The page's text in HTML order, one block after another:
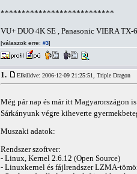
***************************
VU+ DUO 4K SE , Panasonic VIERA
[válaszok erre: #3]
1. Elküldve: 2006-12-09 21:25:51, Triple Dragon
Még pár nap és már itt Magyarországon
Sárkányunk végre kiheverte
Muszaki adatok:
Rendszer szoftver:
- Linux, Kernel 2.6.12 (Open Source)
- Linuxkernel és fájlrendszer LZMA-